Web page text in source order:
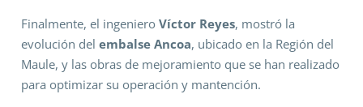
Finalmente, el ingeniero Víctor Reyes, mostró la
evolución del embalse Ancoa, ubicado en la Región del
Maule, y las obras de mejoramiento que se han realizado
para optimizar su operación y mantención.